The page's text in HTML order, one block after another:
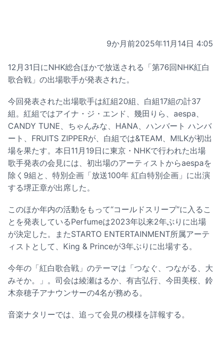
9か月前2025年11月14日 4:05
12月31日にNHK総合ほかで放送される「第76回NHK紅白
歌合戦」の出場歌手が発表された。
今回発表された出場歌手は紅組20組、白組17組の計37
組。紅組ではアイナ・ジ・エンド、幾田りら、aespa、
CANDY TUNE、ちゃんみな、HANA、ハンバート ハンバ
ート、FRUITS ZIPPERが、白組では&TEAM、M!LKが初出
場を果たす。本日11月19日に東京・NHKで行われた出場
歌手発表の会見には、初出場のアーティストからaespaを
除く9組と、特別企画「放送100年 紅白特別企画」に出演
する堺正章が出席した。
このほか年内の活動をもって“コールドスリープ”に入るこ
とを発表しているPerfumeは2023年以来2年ぶりに出場
が決定した。またSTARTO ENTERTAINMENT所属アーテ
ィストとして、King & Princeが3年ぶりに出場する。
今年の「紅白歌合戦」のテーマは「つなぐ、つながる、大
みそか。」。司会は綾瀬はるか、有吉弘行、今田美桜、鈴
木奈穂子アナウンサーの4名が務める。
音楽ナタリーでは、追って会見の模様を詳報する。